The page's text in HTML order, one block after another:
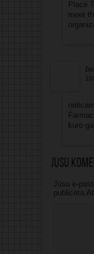
Place
meet
kuro
Jūsu
Jūsu e-